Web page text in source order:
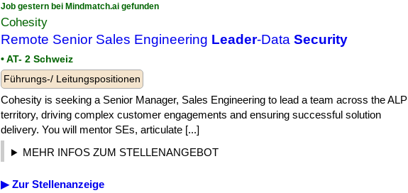
Job gestern bei Mindmatch.ai gefunden
Cohesity
Remote Senior Sales Engineering Leader-Data Security
• AT- 2 Schweiz
Führungs-/ Leitungspositionen
Cohesity is seeking a Senior Manager, Sales Engineering to lead a team across the ALP
territory, driving complex customer engagements and ensuring successful solution
delivery. You will mentor SEs, articulate [...]
MEHR INFOS ZUM STELLENANGEBOT
▶ Zur Stellenanzeige